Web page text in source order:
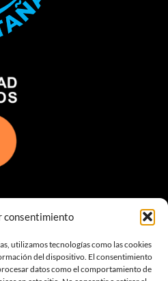
consentimiento
utilizamos tecnologías como las cookies
del dispositivo. El consentimiento
datos como el comportamiento de